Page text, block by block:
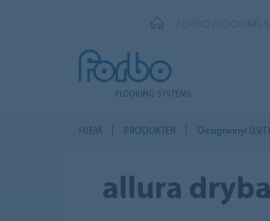
FORBO FLOORING
HJEM PRODUKTER Designvinyl (LVT)
allura